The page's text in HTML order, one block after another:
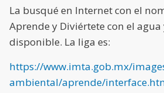
La busqué en Internet con el
Aprende y Diviértete con el agua
disponible. La liga es:
https://www.imta.gob.mx/
ambiental/aprende/